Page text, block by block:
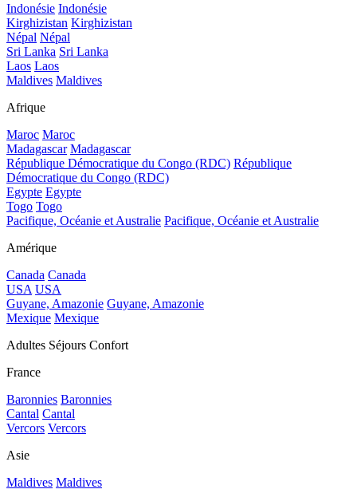
Indonésie Indonésie
Kirghizistan Kirghizistan
Népal Népal
Sri Lanka Sri Lanka
Laos Laos
Maldives Maldives
Afrique
Maroc Maroc
Madagascar Madagascar
République Démocratique du Congo (RDC) République
Démocratique du Congo (RDC)
Egypte Egypte
Togo Togo
Pacifique, Océanie et Australie Pacifique, Océanie et Australie
Amérique
Canada Canada
USA USA
Guyane, Amazonie Guyane, Amazonie
Mexique Mexique
Adultes Séjours Confort
France
Baronnies Baronnies
Cantal Cantal
Vercors Vercors
Asie
Maldives Maldives